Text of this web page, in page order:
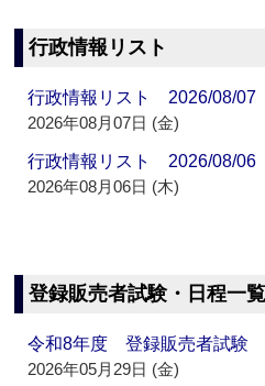
行政情報リスト
行政情報リスト 2026/08/07
2026年08月07日 (金)
行政情報リスト 2026/08/06
2026年08月06日 (木)
登録販売者試験・日程一覧
令和8年度 登録販売者試験
2026年05月29日 (金)